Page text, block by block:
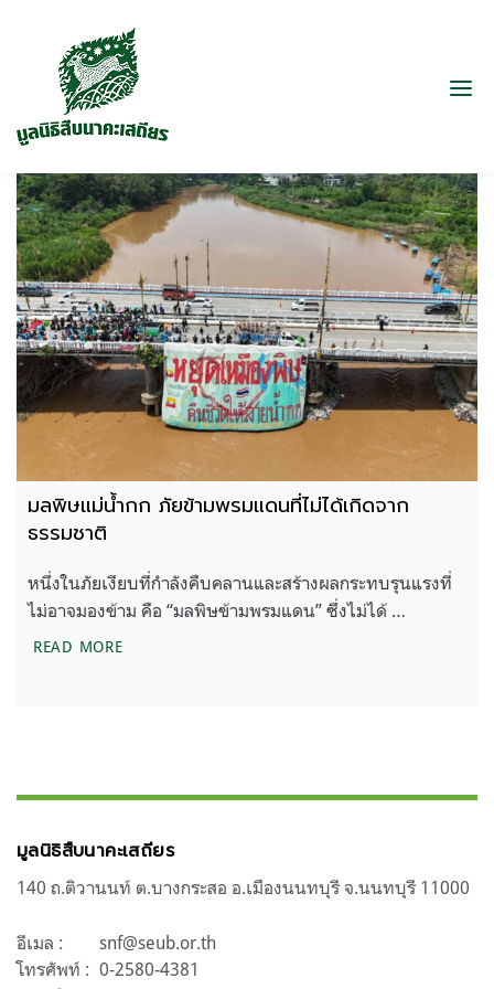
มลพิษแม่น้ำกก ภัยข้ามพรมแดนที่ไม่ได้เกิดจาก
ธรรมชาติ
หนึ่งในภัยเงียบที่กำลังคืบคลานและสร้างผลกระทบรุนแรงที่
ไม่อาจมองข้าม คือ “มลพิษข้ามพรมแดน” ซึ่งไม่ได้ …
READ MOREมลพิษแม่น้ำกก ภัยข้ามพรมแดนที่ไม่ได้เกิดจากธรรมช
มูลนิธิสืบนาคะเสถียร
140 ถ.ติวานนท์ ต.บางกระสอ อ.เมืองนนทบุรี จ.นนทบุรี 11000
อีเมล :
snf@seub.or.th
โทรศัพท์ : 0-2580-4381